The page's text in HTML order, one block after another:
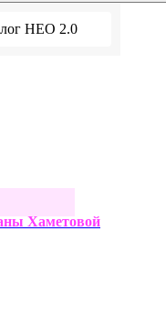
НЕО 2.0
Хаметовой